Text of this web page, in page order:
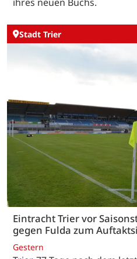
Stadt Trier
Eintracht Trier vor
gegen Fulda zum
Gestern